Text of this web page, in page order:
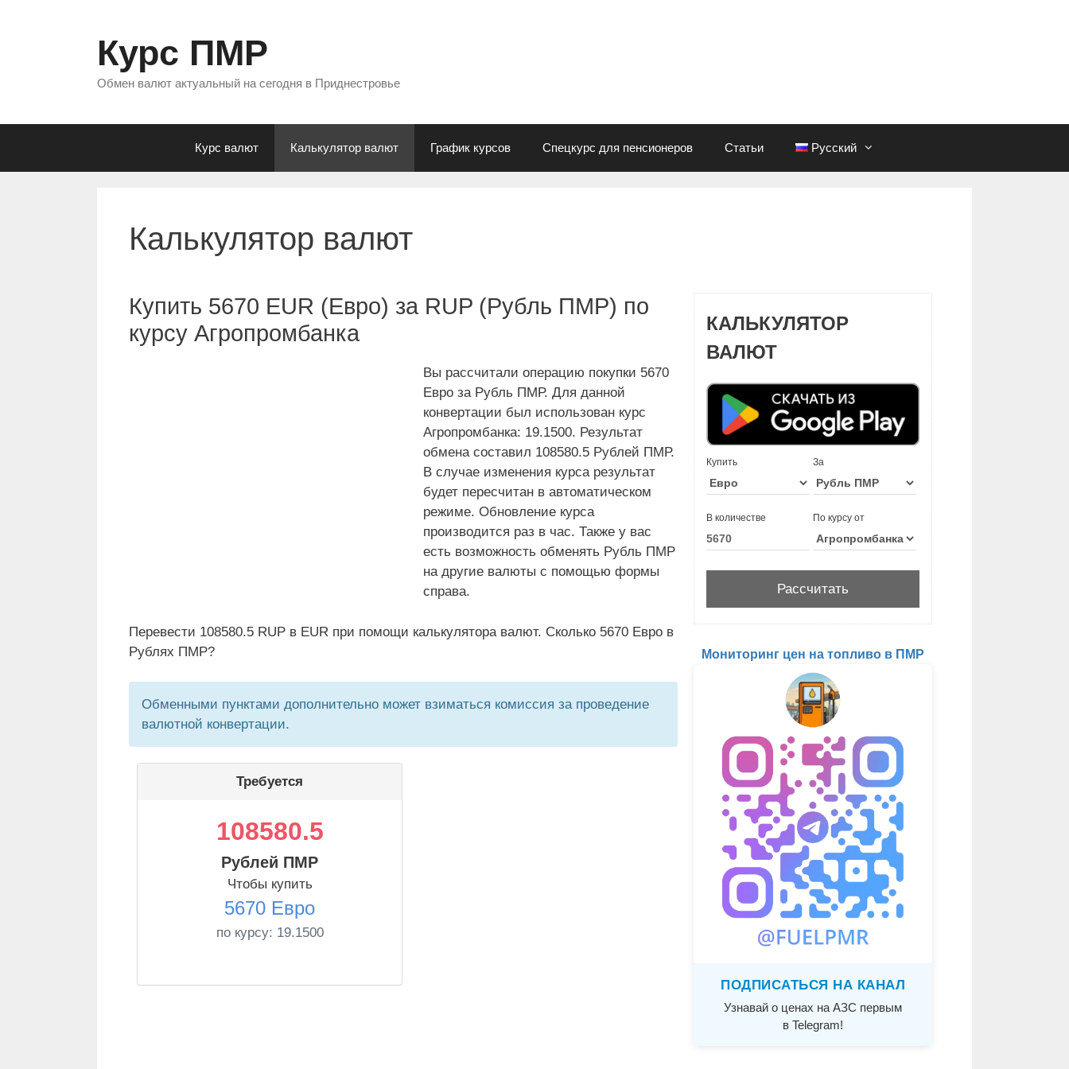
Курс ПМР
Обмен валют актуальный на сегодня в Приднестровье
Курс валют Калькулятор валют График курсов Спецкурс для пенсионеров Статьи Русский
Калькулятор валют
Купить 5670 EUR (Евро) за RUP (Рубль ПМР) по
курсу Агропромбанка
Вы рассчитали операцию покупки 5670
Евро за Рубль ПМР. Для данной
конвертации был использован курс
Агропромбанка: 19.1500. Результат
обмена составил 108580.5 Рублей ПМР.
В случае изменения курса результат
будет пересчитан в автоматическом
режиме. Обновление курса
производится раз в час. Также у вас
есть возможность обменять Рубль ПМР
на другие валюты с помощью формы
справа.
Перевести 108580.5 RUP в EUR при помощи калькулятора валют. Сколько 5670 Евро в
Рублях ПМР?
Обменными пунктами дополнительно может взиматься комиссия за проведение
валютной конвертации.
Требуется
108580.5
Рублей ПМР
Чтобы купить
5670 Евро
по курсу: 19.1500
КАЛЬКУЛЯТОР
ВАЛЮТ
Купить За
В количестве По курсу от
Мониторинг цен на топливо в ПМР
ПОДПИСАТЬСЯ НА КАНАЛ
Узнавай о ценах на АЗС первым
в Telegram!